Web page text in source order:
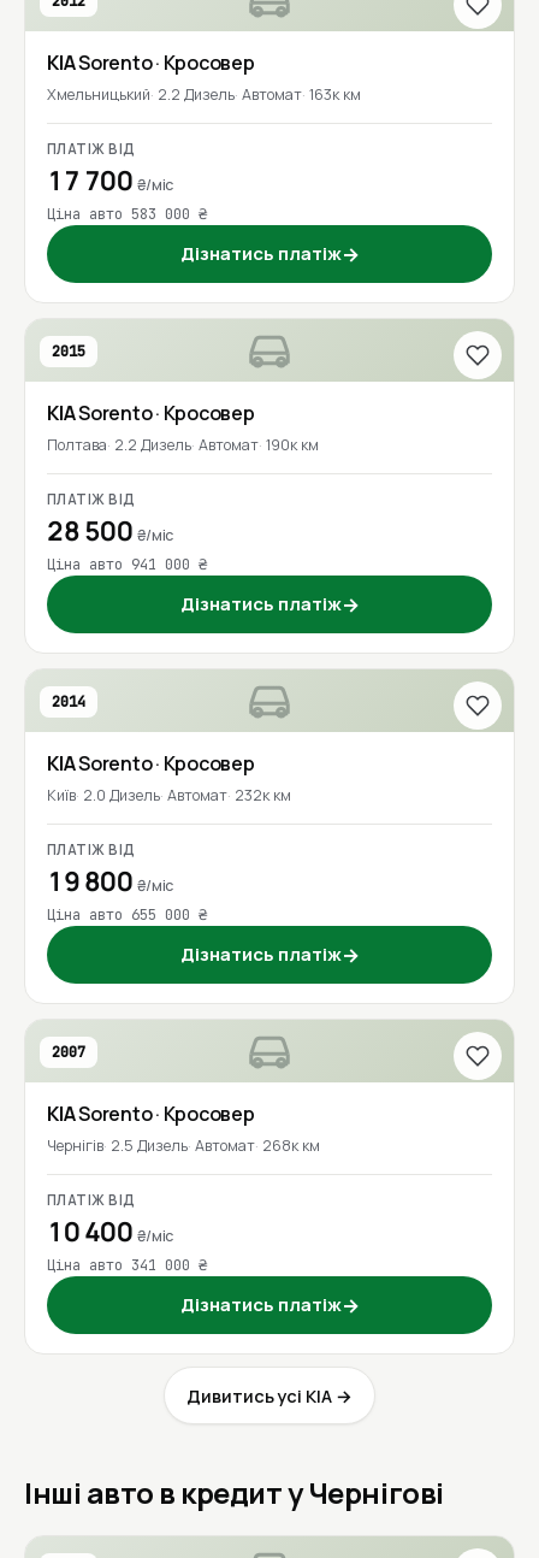
KIASorento· Кросовер
Хмельницький 2.2 Дизель Автомат 163к км
ПЛАТІЖ ВІД
17 700 ₴/міс
Ціна авто 583 000 ₴
Дізнатись платіж→
2015
KIASorento· Кросовер
Полтава 2.2 Дизель Автомат 190к км
ПЛАТІЖ ВІД
28 500 ₴/міс
Ціна авто 941 000 ₴
Дізнатись платіж→
2014
KIASorento· Кросовер
Київ 2.0 Дизель Автомат 232к км
ПЛАТІЖ ВІД
19 800 ₴/міс
Ціна авто 655 000 ₴
Дізнатись платіж→
2007
KIASorento· Кросовер
Чернігів 2.5 Дизель Автомат 268к км
ПЛАТІЖ ВІД
10 400 ₴/міс
Ціна авто 341 000 ₴
Дізнатись платіж→
Дивитись усі KIA →
Інші авто в кредит у Чернігові